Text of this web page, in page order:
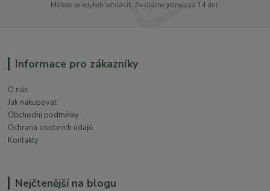
Můžete se kdykoli odhlásit. Zasíláme jednou za 14 dní.
Informace pro zákazníky
O nás
Jak nakupovat
Obchodní podmínky
Ochrana osobních údajů
Kontakty
Nejčtenější na blogu